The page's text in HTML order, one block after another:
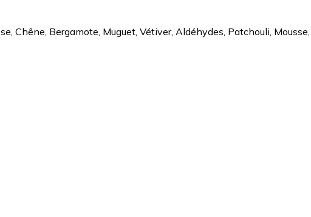
Chêne, Bergamote, Muguet, Vétiver, Aldéhydes, Patchouli,